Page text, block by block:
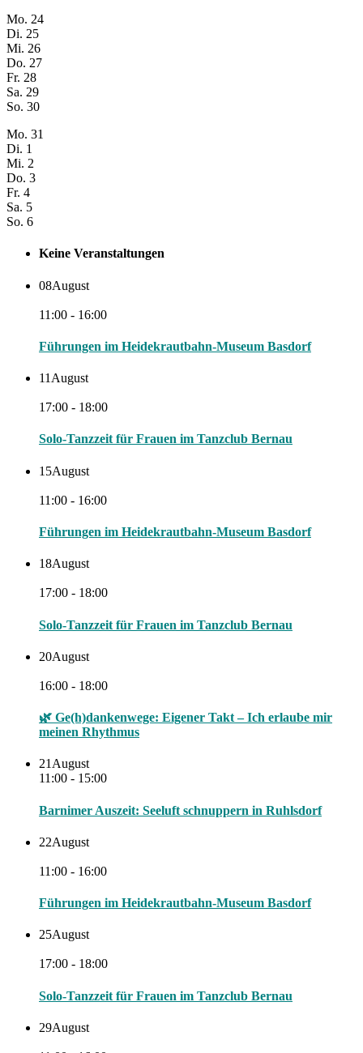
Mo. 24
Di. 25
Mi. 26
Do. 27
Fr. 28
Sa. 29
So. 30
Mo. 31
Di. 1
Mi. 2
Do. 3
Fr. 4
Sa. 5
So. 6
Keine Veranstaltungen
08August
11:00 - 16:00
Führungen im Heidekrautbahn-Museum Basdorf
11 August
17:00 - 18:00
Solo-Tanzzeit für Frauen im Tanzclub Bernau
15August
11:00 - 16:00
Führungen im Heidekrautbahn-Museum Basdorf
18August
17:00 - 18:00
Solo-Tanzzeit für Frauen im Tanzclub Bernau
20August
16:00 - 18:00
🌿 Ge(h)dankenwege: Eigener Takt – Ich erlaube mir
meinen Rhythmus
21 August
11:00 - 15:00
Barnimer Auszeit: Seeluft schnuppern in Ruhlsdorf
22August
11:00 - 16:00
Führungen im Heidekrautbahn-Museum Basdorf
25August
17:00 - 18:00
Solo-Tanzzeit für Frauen im Tanzclub Bernau
29August